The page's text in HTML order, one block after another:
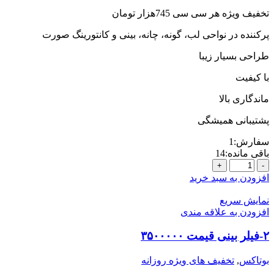
تخفیف ویژه هر سی سی 745هزار تومان
پرکننده در نواحی لب، گونه، چانه، بینی و کانتورینگ صورت
طراحی بسیار زیبا
با کیفیت
ماندگاری بالا
پشتیبانی همیشگی
سفارش: 1
باقی مانده:14
2-
ژل
مستر
3
سی
سی
خرید
برای
15
نفر
افزودن به سبد خرید
نمایش سریع
افزودن به علاقه مندی
۲-فیلر بینی قیمت ۳۵۰۰۰۰۰
بوتاکس, تخفیف های ویژه روزانه